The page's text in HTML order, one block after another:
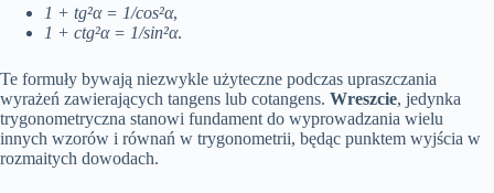
1 + tg²α = 1/cos²α,
1 + ctg²α = 1/sin²α.
Te formuły bywają niezwykle użyteczne podczas upraszczania
wyrażeń zawierających tangens lub cotangens. Wreszcie, jedynka
trygonometryczna stanowi fundament do wyprowadzania wielu
innych wzorów i równań w trygonometrii, będąc punktem wyjścia w
rozmaitych dowodach.